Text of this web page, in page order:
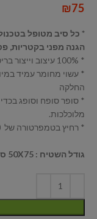
₪75
הגנה מפני בקטריות,
* 100% עיצוב וייצור בריטי
* עשוי מחומר עמיד
החלקה
* סופר סופח וסופג
מלוכלכות.
* רחיץ בטמפרטורה של 30 ° C
גודל השטיח : 50X75 ס"מ